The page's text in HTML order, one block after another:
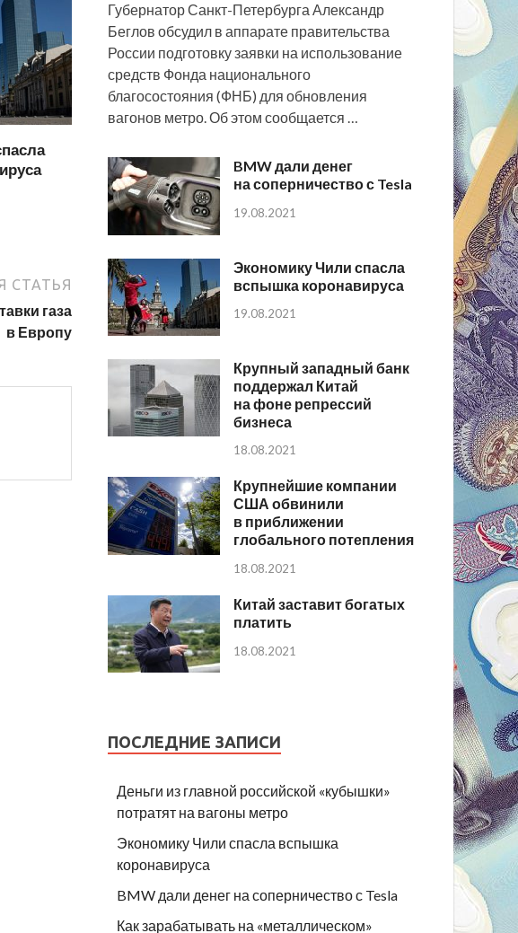
СТАТЬЯ
газа
в Европу
Губернатор Санкт-Петербурга Александр
Беглов обсудил в аппарате правительства
России подготовку заявки на использование
средств Фонда национального
благосостояния (ФНБ) для обновления
вагонов метро. Об этом сообщается …
BMW дали денег
на соперничество с Tesla
19.08.2021
Экономику Чили спасла
вспышка коронавируса
19.08.2021
Крупный западный банк
поддержал Китай
на фоне репрессий
бизнеса
18.08.2021
Крупнейшие компании
США обвинили
в приближении
глобального потепления
18.08.2021
Китай заставит богатых
платить
18.08.2021
ПОСЛЕДНИЕ ЗАПИСИ
Деньги из главной российской «кубышки»
потратят на вагоны метро
Экономику Чили спасла вспышка
коронавируса
BMW дали денег на соперничество с Tesla
Как зарабатывать на «металлическом»